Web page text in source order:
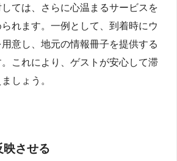
ては、さらに心温まるサービスを
れます。一例として、到着時にウ
意し、地元の情報冊子を提供する
これにより、ゲストが安心して滞
しょう。
させる